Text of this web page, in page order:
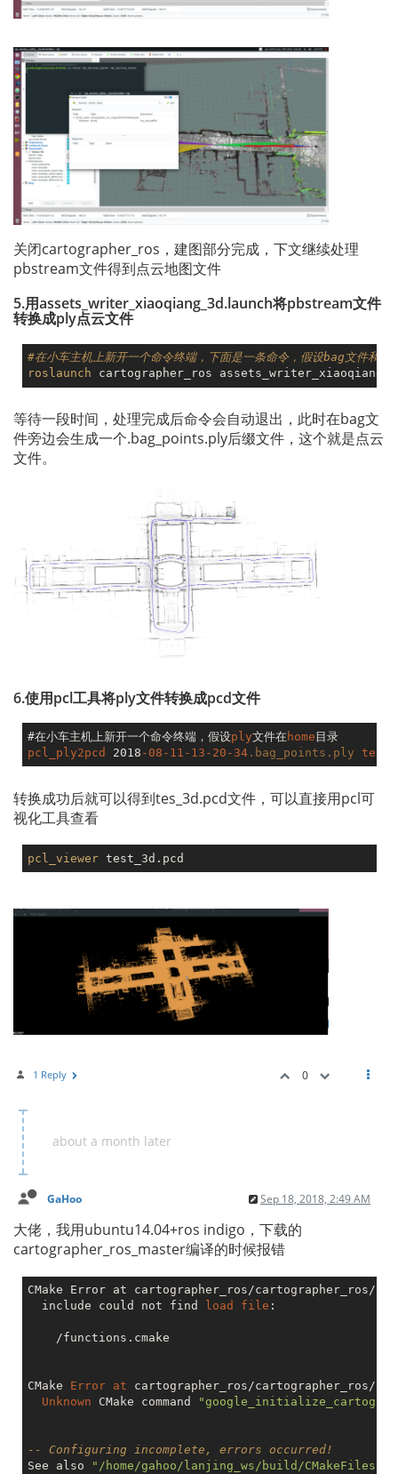
关闭cartographer_ros，建图部分完成，下文继续处理
pbstream文件得到点云地图文件
5.用assets_writer_xiaoqiang_3d.launch将pbstream文件
转换成ply点云文件
#在小车主机上新开一个命令终端，下面是一条命令，假设bag文件和
roslaunch cartographer_ros
等待一段时间，处理完成后命令会自动退出，此时在bag文
件旁边会生成一个.bag_points.ply后缀文件，这个就是点云
文件。
6.使用pcl工具将ply文件转换成pcd文件
#在小车主机上新开一个命令终端，假设ply文件在home
pcl_ply2pcd
2018 -08-11-13-20-34 .bag_points .ply
转换成功后就可以得到tes_3d.pcd文件，可以直接用pcl可
视化工具查看
pcl_viewer
1 Reply 0
about a month later
GaHoo Sep 18, 2018, 2:49 AM
大佬，我用ubuntu14.04+ros indigo，下载的
cartographer_ros_master编译的时候报错
CMake Error at cartographer_ros/cartographer_ros/
  include could not find
load file :
    /functions.cmake
CMake Error at cartographer_ros/cartographer_ros/
Unknown CMake command
-- Configuring incomplete, errors occurred!
See also
"/home/gahoo/lanjing_ws/build/CMakeFiles/